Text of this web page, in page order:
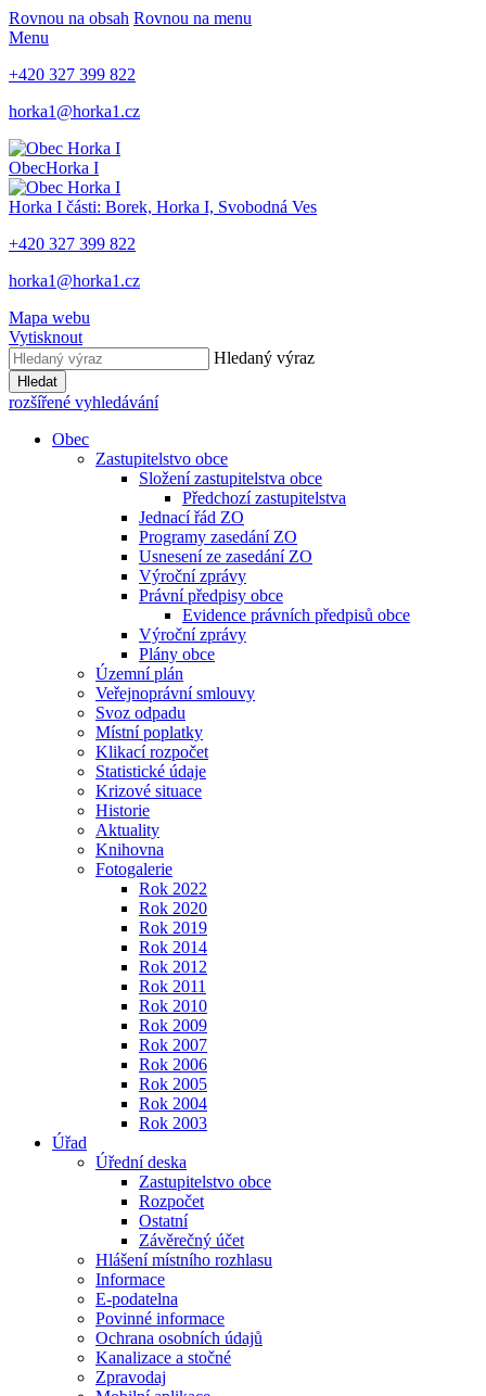
Rovnou na obsah Rovnou na menu
Menu
+420 327 399 822
horka1@horka1.cz
ObecHorka I
Horka I části: Borek, Horka I, Svobodná Ves
+420 327 399 822
horka1@horka1.cz
Mapa webu
Vytisknout
Hledaný výraz
Hledat
rozšířené vyhledávání
Obec
Zastupitelstvo obce
Složení zastupitelstva obce
Předchozí zastupitelstva
Jednací řád ZO
Programy zasedání ZO
Usnesení ze zasedání ZO
Výroční zprávy
Právní předpisy obce
Evidence právních předpisů obce
Výroční zprávy
Plány obce
Územní plán
Veřejnoprávní smlouvy
Svoz odpadu
Místní poplatky
Klikací rozpočet
Statistické údaje
Krizové situace
Historie
Aktuality
Knihovna
Fotogalerie
Rok 2022
Rok 2020
Rok 2019
Rok 2014
Rok 2012
Rok 2011
Rok 2010
Rok 2009
Rok 2007
Rok 2006
Rok 2005
Rok 2004
Rok 2003
Úřad
Úřední deska
Zastupitelstvo obce
Rozpočet
Ostatní
Závěrečný účet
Hlášení místního rozhlasu
Informace
E-podatelna
Povinné informace
Ochrana osobních údajů
Kanalizace a stočné
Zpravodaj